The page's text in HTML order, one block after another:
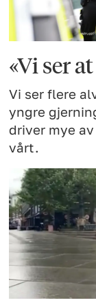
«Vi ser
Vi ser flere
yngre
driver mye
vårt.